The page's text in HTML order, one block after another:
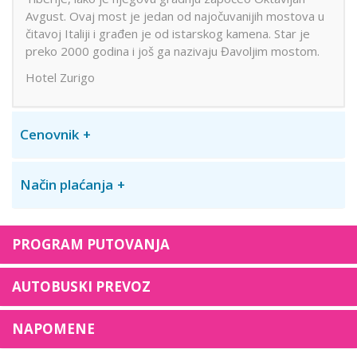
Avgust. Ovaj most je jedan od najočuvanijih mostova u
čitavoj Italiji i građen je od istarskog kamena. Star je
preko 2000 godina i još ga nazivaju Đavoljim mostom.
Hotel Zurigo
Cenovnik
Način plaćanja
PROGRAM PUTOVANJA
AUTOBUSKI PREVOZ
NAPOMENE